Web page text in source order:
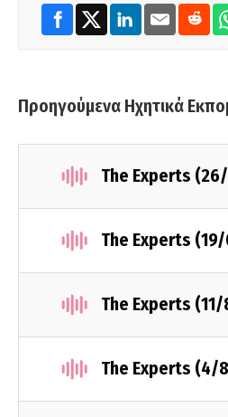
Προηγούμενα Ηχητικά
The Experts
The Experts
The Experts
The Experts (4/